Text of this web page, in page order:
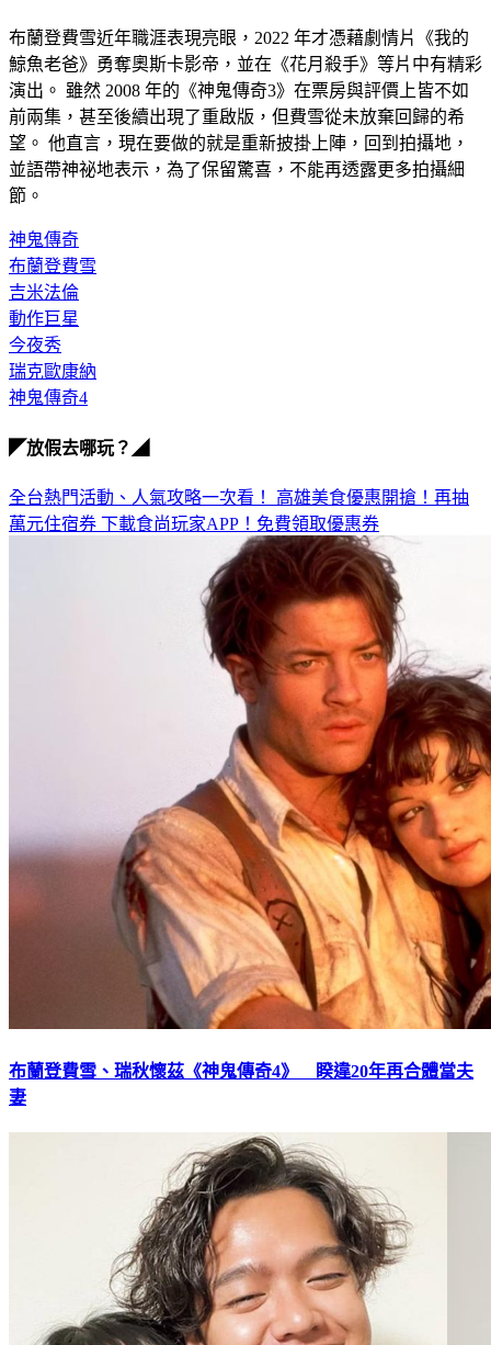
布蘭登費雪近年職涯表現亮眼，2022 年才憑藉劇情片《我的
鯨魚老爸》勇奪奧斯卡影帝，並在《花月殺手》等片中有精彩
演出。 雖然 2008 年的《神鬼傳奇3》在票房與評價上皆不如
前兩集，甚至後續出現了重啟版，但費雪從未放棄回歸的希
望。 他直言，現在要做的就是重新披掛上陣，回到拍攝地，
並語帶神祕地表示，為了保留驚喜，不能再透露更多拍攝細
節。
神鬼傳奇
布蘭登費雪
吉米法倫
動作巨星
今夜秀
瑞克歐康納
神鬼傳奇4
◤放假去哪玩？◢
全台熱門活動、人氣攻略一次看！ 高雄美食優惠開搶！再抽
萬元住宿券 下載食尚玩家APP！免費領取優惠券
布蘭登費雪、瑞秋懷茲《神鬼傳奇4》 睽違20年再合體當夫
妻